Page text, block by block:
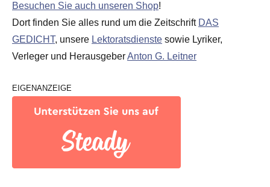
Besuchen Sie auch unseren Shop!
Dort finden Sie alles rund um die Zeitschrift DAS
GEDICHT, unsere Lektoratsdienste sowie Lyriker,
Verleger und HerausgeberAnton G. Leitner
EIGENANZEIGE